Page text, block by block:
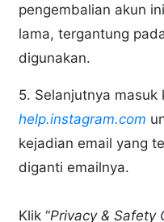
pengembalian akun
lama, tergantung
digunakan.
5. Selanjutnya masuk
help.instagram.com
kejadian email yang
diganti emailnya.
Klik “Privacy & Safety